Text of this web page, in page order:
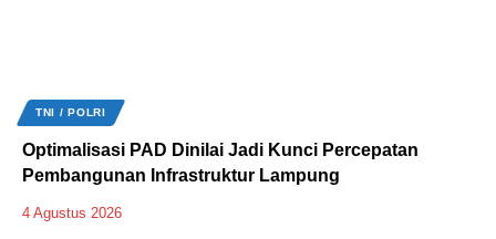
TNI / POLRI
Optimalisasi PAD Dinilai Jadi Kunci Percepatan
Pembangunan Infrastruktur Lampung
4 Agustus 2026